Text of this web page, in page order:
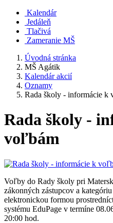
Kalendár
Jedáleň
Tlačivá
Zameranie MŠ
Úvodná stránka
MŠ Agátik
Kalendár akcií
Oznamy
Rada školy - informácie k
Rada školy -
voľbám
Voľby do Rady školy pri
zákonných zástupcov a
elektronickou formou
systému EduPage v termíne
20:00 hod.